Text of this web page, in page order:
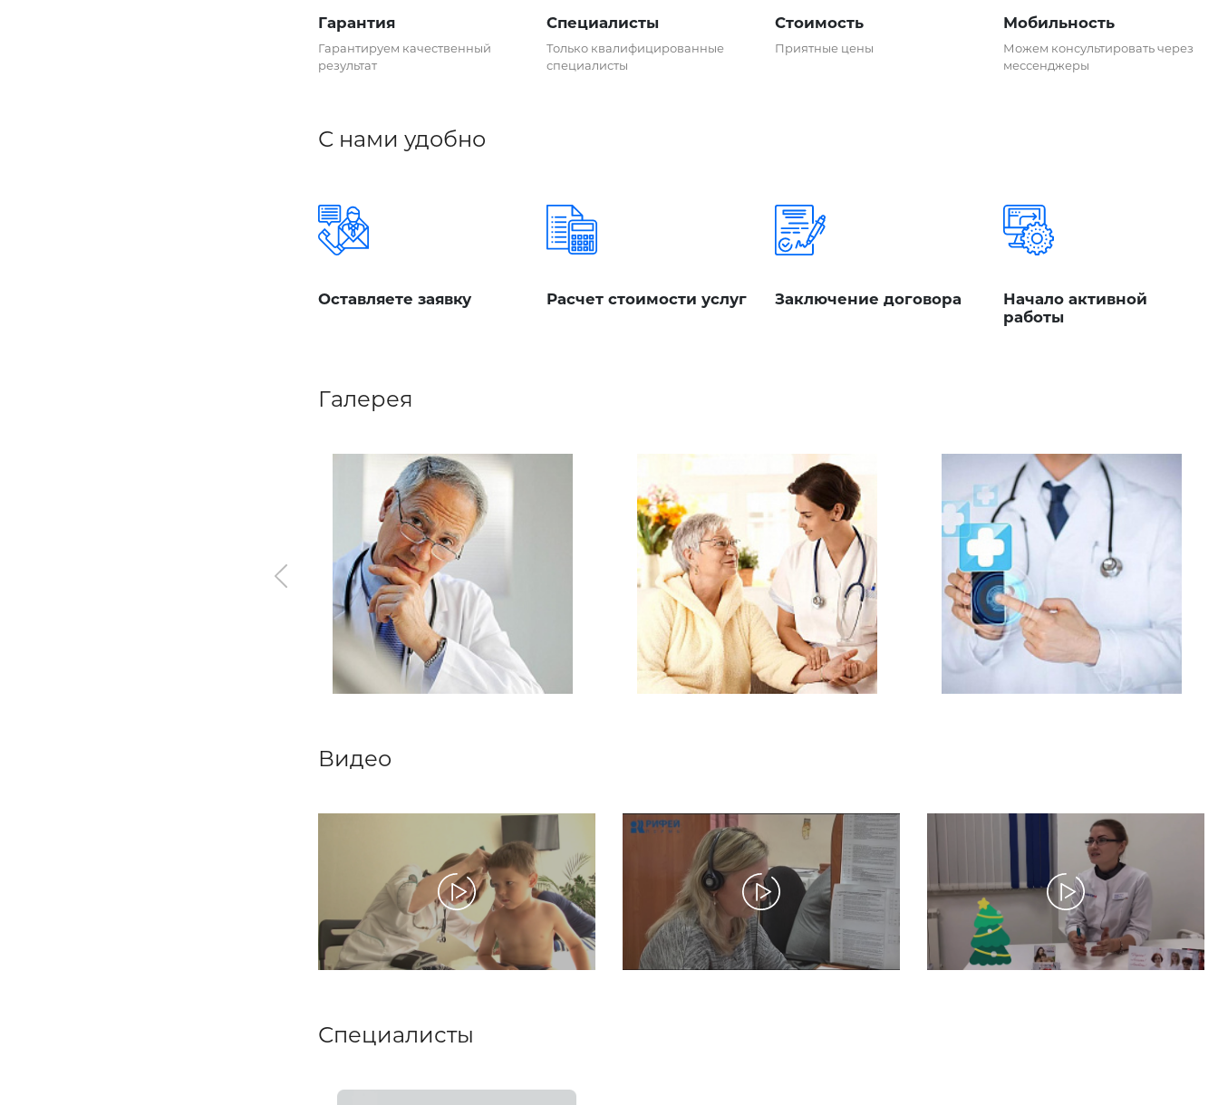
Гарантия
Гарантируем качественный
результат
Специалисты
Только квалифицированные
специалисты
Стоимость
Приятные цены
Мобильность
Можем консультировать через
мессенджеры
С нами удобно
Оставляете заявку Расчет стоимости услуг Заключение договора
Начало активной
работы
Галерея
Видео
Специалисты